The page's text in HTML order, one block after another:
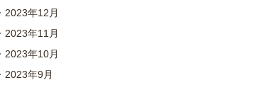
2023年12月
2023年11月
2023年10月
2023年9月